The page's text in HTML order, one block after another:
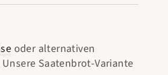
oder alternativen
Saatenbrot-Variante